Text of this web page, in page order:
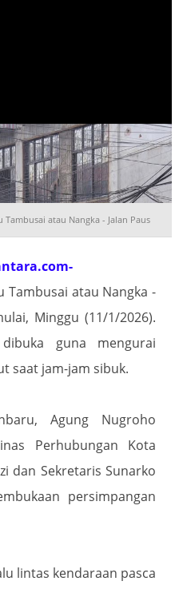
atau Nangka - Jalan Paus
Tambusai atau Nangka -
Minggu (11/1/2026).
guna mengurai
saat jam-jam sibuk.
Agung Nugroho
Perhubungan Kota
dan Sekretaris Sunarko
persimpangan
lintas kendaraan pasca